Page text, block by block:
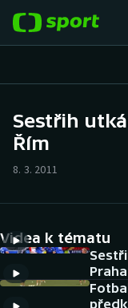
Hokej
Cyklistika
DALŠÍ SPORTY
Sestřih
Řím
8. 3. 2011
Videa k tématu